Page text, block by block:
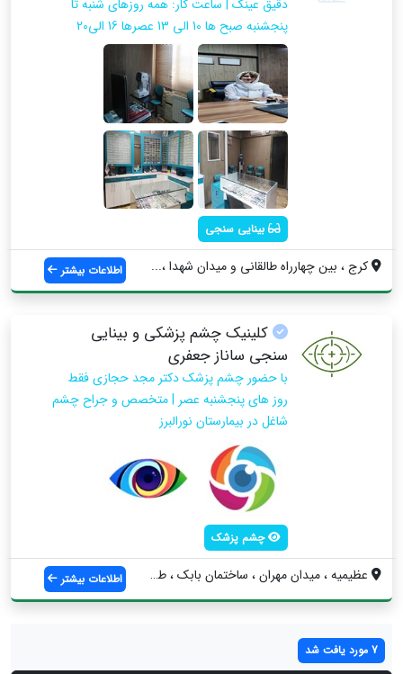
دقیق عینک | ساعت کار: همه روزهای شنبه تا
پنجشنبه صبح ها 10 الی 13 عصرها 16 الی20
بینایی سنجی
کرج ، بین چهارراه طالقانی و میدان شهدا ،... اطلاعات بیشتر
کلینیک چشم پزشکی و بینایی
سنجی ساناز جعفری
با حضور چشم پزشک دکتر مجد حجازی فقط
روز های پنجشنبه عصر | متخصص و جراح چشم
شاغل در بیمارستان نورالبرز
چشم پزشک
عظیمیه ، میدان مهران ، ساختمان بابک ، طب... اطلاعات بیشتر
7 مورد یافت شد